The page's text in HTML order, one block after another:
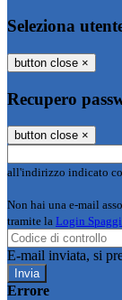
Seleziona
button close ×
Recupero
button close ×
all'indirizzo indicato
Non hai una e-mail
tramite la Login
E-mail inviata, si
Errore